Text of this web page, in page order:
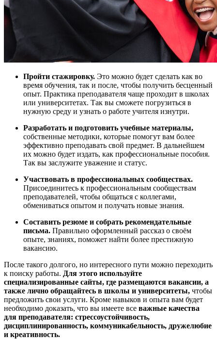
Пройти стажировку. Это можно будет сделать как во
время обучения, так и после, чтобы получить бесценный
опыт. Практика преподавателя чаще проходит в школах
или университетах. Так вы сможете погрузиться в
нужную среду и узнать о работе учителя изнутри.
Разработать и подготовить учебные материалы,
собственные методики, которые помогут вам более
эффективно преподавать свой предмет. В дальнейшем
их можно будет издать, как профессиональные пособия.
Так вы заслужите уважение и статус.
Участвовать в профессиональных сообществах.
Присоединитесь к профессиональным сообществам
преподавателей, чтобы общаться с коллегами,
обмениваться опытом и получать новые знания.
Составить резюме и собрать рекомендательные
письма. Правильно оформленный рассказ о своём
опыте, знаниях, поможет найти более престижную
вакансию.
После такого долгого, но интересного пути можно переходить
к поиску работы. Для этого используйте
специализированные сайты, где размещаются вакансии, а
также лично обращайтесь в школы и университеты, чтобы
предложить свои услуги. Кроме навыков и опыта вам будет
необходимо доказать, что вы имеете все важные качества
для преподавателя: стрессоустойчивость,
дисциплинированность, коммуникабельность, дружелюбие
и креативность.